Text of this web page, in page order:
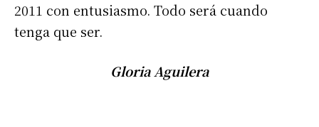
2011 con entusiasmo. Todo será cuando
tenga que ser.
Gloria Aguilera